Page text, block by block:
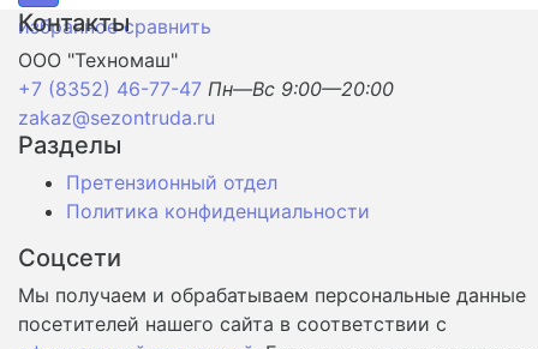
избранное сравнить
Контакты
ООО "Техномаш"
+7 (8352) 46-77-47 Пн—Вс 9:00—20:00
zakaz@sezontruda.ru
Разделы
Претензионный отдел
Политика конфиденциальности
Соцсети
Мы получаем и обрабатываем персональные данные
посетителей нашего сайта в соответствии с